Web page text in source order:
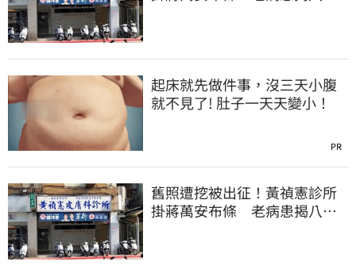
起床就先做件事，沒三天小腹
就不見了! 肚子一天天變小！
PR
舊照遭挖被出征！黃禎憲診所
掛蔣萬安布條 老病患揭八仙